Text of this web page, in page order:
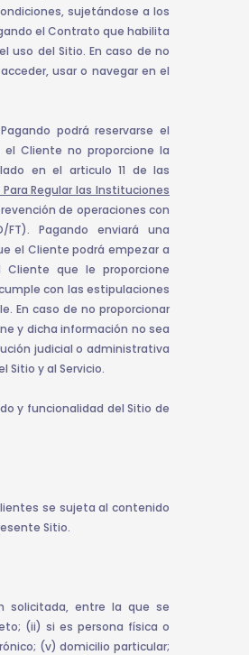
sujetándose a los
el Contrato que habilita
uso del Sitio. En caso de no
usar o navegar en el
podrá reservarse el
Cliente no proporcione la
en el articulo 11 de las
Regular las Instituciones
de operaciones con
Pagando enviará una
el Cliente podrá empezar a
Cliente que le proporcione
con las estipulaciones
En caso de no proporcionar
y dicha información no sea
judicial o administrativa
Sitio y al Servicio.
y funcionalidad del Sitio de
se sujeta al contenido
Sitio.
solicitada, entre la que se
(ii) si es persona física o
(v) domicilio particular;